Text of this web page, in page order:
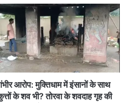
आरोप: मुक्तिधाम में इंसानों के साथ
के शव भी? तोरवा के शवदाह गृह की